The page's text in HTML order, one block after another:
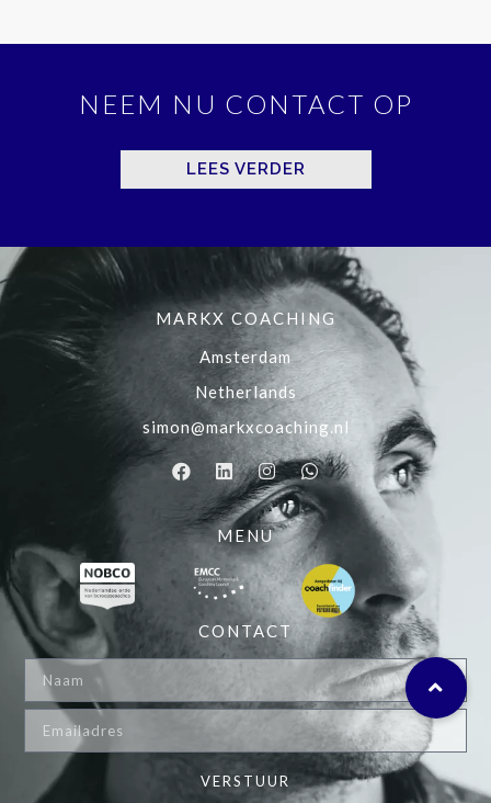
NEEM NU CONTACT OP
LEES VERDER
MARKX COACHING
Amsterdam
Netherlands
simon@markxcoaching.nl
MENU
CONTACT
VERSTUUR